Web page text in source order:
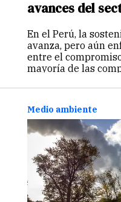
avances del
En el Perú, la
avanza, pero aún
entre el
mayoría de las
destinan
Continuar
Medio ambiente